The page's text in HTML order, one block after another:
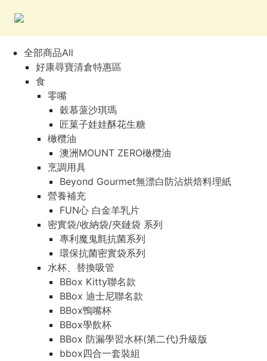
全部商品All
好康尋寶清倉特惠區
食
零嘴
穀慕蒎沙琪瑪
匠菓子娃娃酥花生糖
橄欖油
澳洲MOUNT ZERO橄欖油
烹調用具
Beyond Gourmet無漂白防沾烘焙料理紙
營養補充
FUN心 白金羊乳片
密實袋/收納袋/夾鏈袋 系列
專利魔鬼氈抗菌系列
環保抗菌密實袋系列
水杯、替換吸管
BBox Kitty聯名款
BBox 迪士尼聯名款
BBox鴨嘴杯
BBox學飲杯
BBox 防漏學習水杯(第二代)升級版
bbox四合一套裝組